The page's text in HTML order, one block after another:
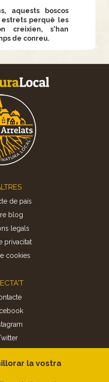
aquests boscos
estrets perquè les
creixien, s'han
de conreu.
de país
blog
legals
privacitat
cookies
la vostra